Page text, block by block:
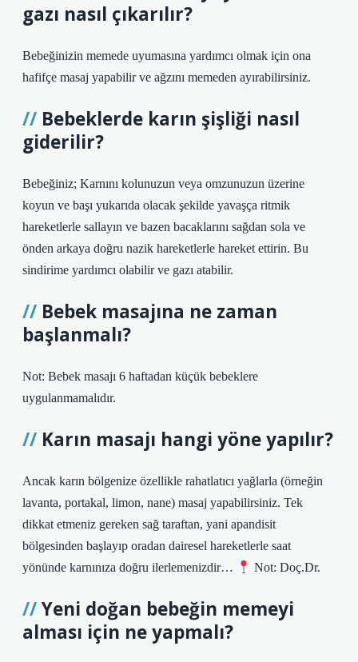
gazı nasıl çıkarılır?
Bebeğinizin memede uyumasına yardımcı olmak için ona
hafifçe masaj yapabilir ve ağzını memeden ayırabilirsiniz.
Bebeklerde karın şişliği nasıl
giderilir?
Bebeğiniz; Karnını kolunuzun veya omzunuzun üzerine
koyun ve başı yukarıda olacak şekilde yavaşça ritmik
hareketlerle sallayın ve bazen bacaklarını sağdan sola ve
önden arkaya doğru nazik hareketlerle hareket ettirin. Bu
sindirime yardımcı olabilir ve gazı atabilir.
Bebek masajına ne zaman
başlanmalı?
Not: Bebek masajı 6 haftadan küçük bebeklere
uygulanmamalıdır.
Karın masajı hangi yöne yapılır?
Ancak karın bölgenize özellikle rahatlatıcı yağlarla (örneğin
lavanta, portakal, limon, nane) masaj yapabilirsiniz. Tek
dikkat etmeniz gereken sağ taraftan, yani apandisit
bölgesinden başlayıp oradan dairesel hareketlerle saat
yönünde karnınıza doğru ilerlemenizdir…
Not: Doç.Dr.
Yeni doğan bebeğin memeyi
alması için ne yapmalı?